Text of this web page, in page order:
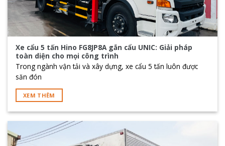
Xe cẩu 5 tấn Hino FG8JP8A gắn cẩu UNIC: Giải pháp
toàn diện cho mọi công trình
Trong ngành vận tải và xây dựng, xe cẩu 5 tấn luôn được
săn đón
XEM THÊM